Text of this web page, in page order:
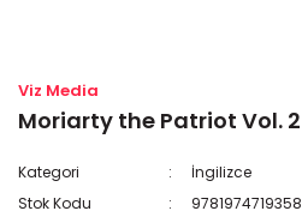
Viz Media
Moriarty the Patriot Vol. 2
Kategori
İngilizce
Stok Kodu
9781974719358